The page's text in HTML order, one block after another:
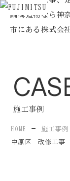
Home
Company
Business
Cases
施工事例
HOME 施工事例
中原区 改修工事